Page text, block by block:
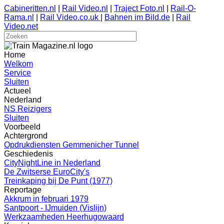
Cabineritten.nl Rail Video.nl Traject Foto.nl
Rail-O-
Rama.nl
Rail Video.co.uk Bahnen im Bild.de
Rail
Video.net
Home
Welkom
Service
Sluiten
Actueel
Nederland
NS Reizigers
Sluiten
Voorbeeld
Achtergrond
Opdrukdiensten Gemmenicher Tunnel
Geschiedenis
CityNightLine in Nederland
De Zwitserse EuroCity's
Treinkaping bij De Punt (1977)
Reportage
Akkrum in februari 1979
Santpoort - IJmuiden (Vislijn)
Werkzaamheden Heerhugowaard